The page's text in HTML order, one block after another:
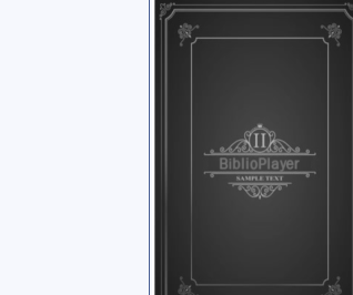
Drôle de pistolet